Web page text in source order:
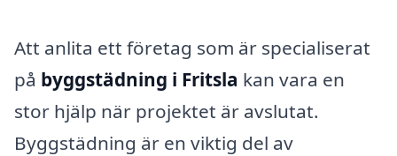
Att anlita ett företag som är specialiserat
på byggstädning i Fritsla kan vara en
stor hjälp när projektet är avslutat.
Byggstädning är en viktig del av